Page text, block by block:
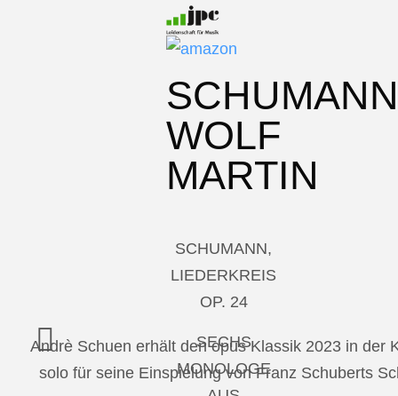
SCHUMANN
WOLF
MARTIN
SCHUMANN,
LIEDERKREIS
OP. 24
SECHS
MONOLOGE
Andrè Schuen erhält den opus Klassik 2023 in der
solo für seine Einspielung von Franz Schuberts